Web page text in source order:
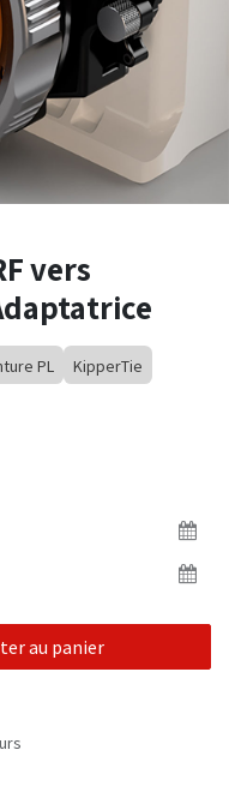
vers
PL KipperTie
au panier